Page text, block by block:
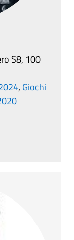
S8, 100
, Giochi